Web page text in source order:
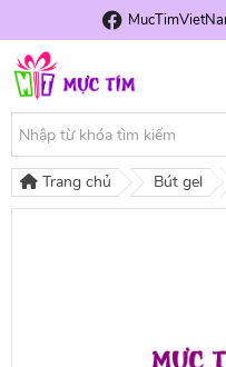
Trang chủ Bút gel